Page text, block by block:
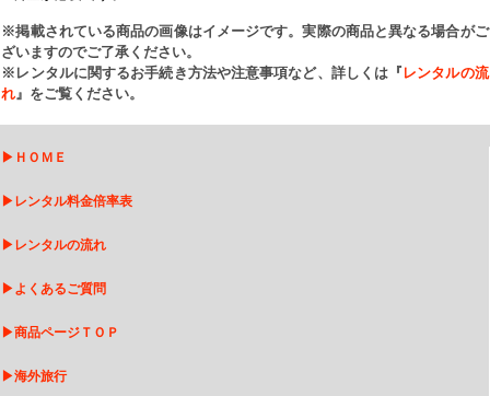
※掲載されている商品の画像はイメージです。実際の商品と異なる場合がご
ざいますのでご了承ください。
※レンタルに関するお手続き方法や注意事項など、詳しくは『 レンタルの流
れ』をご覧ください。
▶ ＨＯＭＥ
▶ レンタル料金倍率表
▶ レンタルの流れ
▶よくあるご質問
▶商品ページＴＯＰ
▶海外旅行